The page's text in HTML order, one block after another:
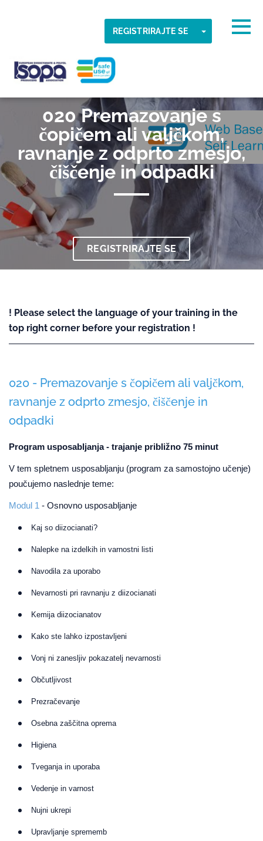
REGISTRIRAJTE SE TOGGLE
ISOPA-AISBL
020 Premazovanje s
čopičem ali valjčkom,
ravnanje z odprto zmesjo,
čiščenje in odpadki
REGISTRIRAJTE SE
! Please select the language of your training in the
top right corner before your registration !
020 - Premazovanje s čopičem ali valjčkom,
ravnanje z odprto zmesjo, čiščenje in
odpadki
Program usposabljanja - trajanje približno 75 minut
V tem spletnem usposabljanju (program za samostojno učenje)
poučujemo naslednje teme:
Modul 1 - Osnovno usposabljanje
Kaj so diizocianati?
Nalepke na izdelkih in varnostni listi
Navodila za uporabo
Nevarnosti pri ravnanju z diizocianati
Kemija diizocianatov
Kako ste lahko izpostavljeni
Vonj ni zanesljiv pokazatelj nevarnosti
Občutljivost
Prezračevanje
Osebna zaščitna oprema
Higiena
Tveganja in uporaba
Vedenje in varnost
Nujni ukrepi
Upravljanje sprememb